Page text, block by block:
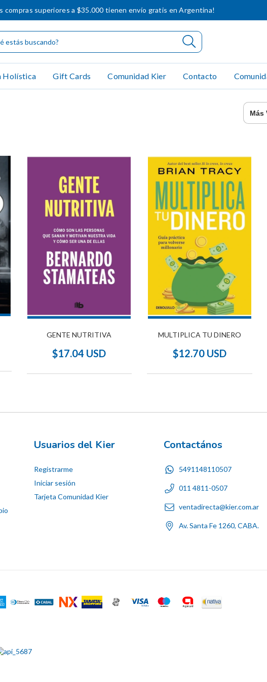
compras superiores a $35.000 tienen envío gratis en Argentina!
Holística Gift Cards Comunidad Kier Contacto
GENTE NUTRITIVA
$17.04 USD
MULTIPLICA TU DINERO
$12.70 USD
Usuarios del Kier
Registrarme
Iniciar sesión
Tarjeta Comunidad Kier
Contactános
5491148110507
011 4811-0507
ventadirecta@kier.com.ar
Av. Santa Fe 1260, CABA.